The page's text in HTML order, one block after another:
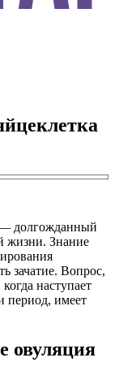
— долгожданный
жизни. Знание
зачатие. Вопрос,
наступает
период, имеет
овуляция